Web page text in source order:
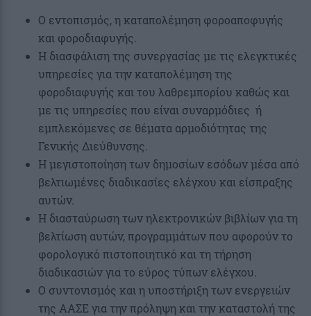
Ο εντοπισμός, η καταπολέμηση φοροαποφυγής
και φοροδιαφυγής.
Η διασφάλιση της συνεργασίας με τις ελεγκτικές
υπηρεσίες για την καταπολέμηση της
φοροδιαφυγής και του λαθρεμπορίου καθώς και
με τις υπηρεσίες που είναι συναρμόδιες ή
εμπλεκόμενες σε θέματα αρμοδιότητας της
Γενικής Διεύθυνσης.
Η μεγιστοποίηση των δημοσίων εσόδων μέσα από
βελτιωμένες διαδικασίες ελέγχου και είσπραξης
αυτών.
Η διασταύρωση των ηλεκτρονικών βιβλίων για τη
βελτίωση αυτών, προγραμμάτων που αφορούν το
φορολογικό πιστοποιητικό και τη τήρηση
διαδικασιών για το εύρος τύπων ελέγχου.
Ο συντονισμός και η υποστήριξη των ενεργειών
της ΑΑΣΕ για την πρόληψη και την καταστολή της